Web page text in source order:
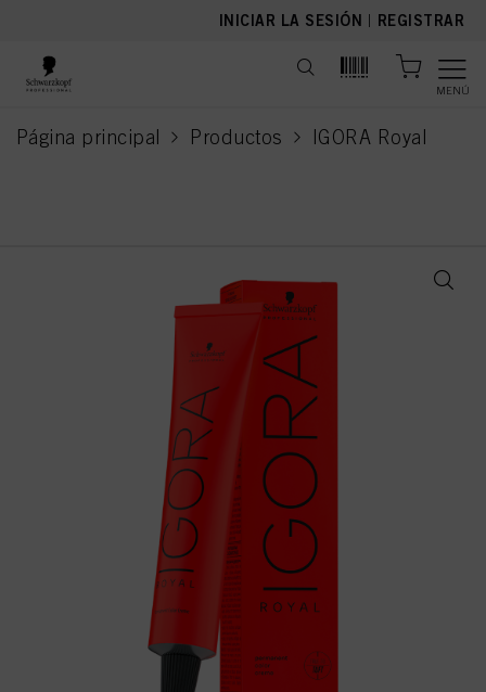
INICIAR LA SESIÓN | REGISTRAR
MENÚ
Página principal Productos IGORA Royal
current page